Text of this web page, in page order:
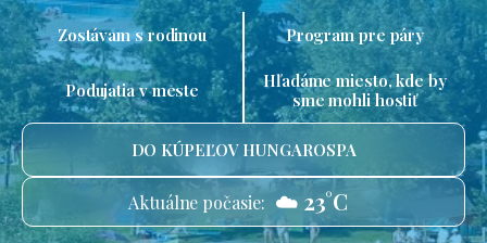
Zostávam s rodinou Program pre páry
Podujatia v meste
Hľadáme miesto, kde by
sme mohli hostiť
DO KÚPEĽOV HUNGAROSPA
Aktuálne počasie: ☁️ 23°C